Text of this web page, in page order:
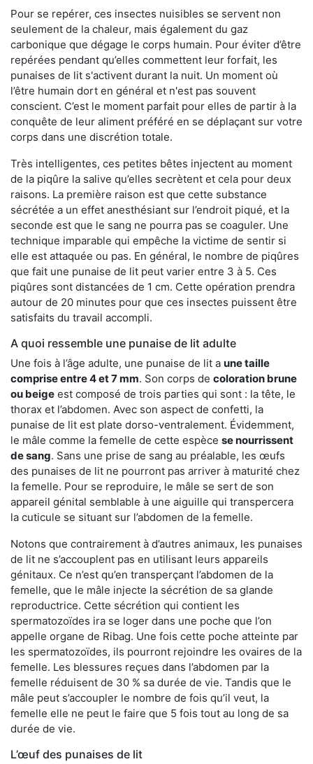
Pour se repérer, ces insectes nuisibles se servent non
seulement de la chaleur, mais également du gaz
carbonique que dégage le corps humain. Pour éviter d’être
repérées pendant qu’elles commettent leur forfait, les
punaises de lit s'activent durant la nuit. Un moment où
l’être humain dort en général et n'est pas souvent
conscient. C’est le moment parfait pour elles de partir à la
conquête de leur aliment préféré en se déplaçant sur votre
corps dans une discrétion totale.
Très intelligentes, ces petites bêtes injectent au moment
de la piqûre la salive qu’elles secrètent et cela pour deux
raisons. La première raison est que cette substance
sécrétée a un effet anesthésiant sur l’endroit piqué, et la
seconde est que le sang ne pourra pas se coaguler. Une
technique imparable qui empêche la victime de sentir si
elle est attaquée ou pas. En général, le nombre de piqûres
que fait une punaise de lit peut varier entre 3 à 5. Ces
piqûres sont distancées de 1 cm. Cette opération prendra
autour de 20 minutes pour que ces insectes puissent être
satisfaits du travail accompli.
A quoi ressemble une punaise de lit adulte
Une fois à l’âge adulte, une punaise de lit a une taille
comprise entre 4 et 7 mm. Son corps de coloration brune
ou beige est composé de trois parties qui sont : la tête, le
thorax et l’abdomen. Avec son aspect de confetti, la
punaise de lit est plate dorso-ventralement. Évidemment,
le mâle comme la femelle de cette espèce se nourrissent
de sang. Sans une prise de sang au préalable, les œufs
des punaises de lit ne pourront pas arriver à maturité chez
la femelle. Pour se reproduire, le mâle se sert de son
appareil génital semblable à une aiguille qui transpercera
la cuticule se situant sur l’abdomen de la femelle.
Notons que contrairement à d’autres animaux, les punaises
de lit ne s’accouplent pas en utilisant leurs appareils
génitaux. Ce n’est qu’en transperçant l’abdomen de la
femelle, que le mâle injecte la sécrétion de sa glande
reproductrice. Cette sécrétion qui contient les
spermatozoïdes ira se loger dans une poche que l’on
appelle organe de Ribag. Une fois cette poche atteinte par
les spermatozoïdes, ils pourront rejoindre les ovaires de la
femelle. Les blessures reçues dans l’abdomen par la
femelle réduisent de 30 % sa durée de vie. Tandis que le
mâle peut s’accoupler le nombre de fois qu’il veut, la
femelle elle ne peut le faire que 5 fois tout au long de sa
durée de vie.
L’œuf des punaises de lit